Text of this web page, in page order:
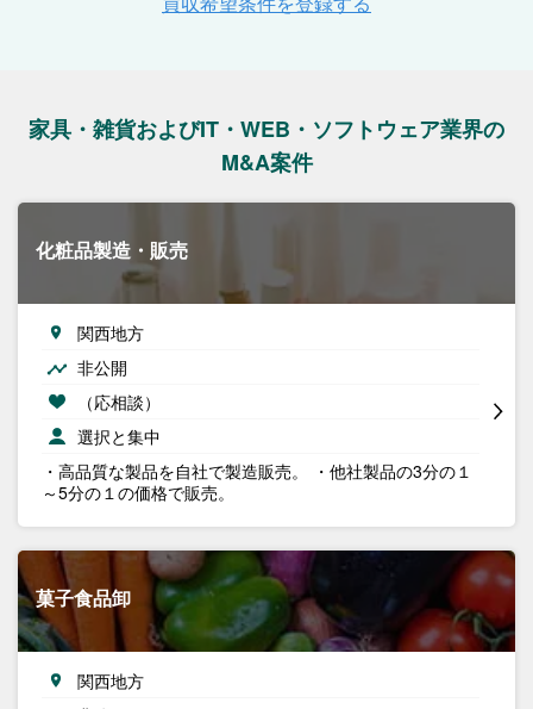
家具・雑貨およびIT・WEB・ソフトウェア業界の
M&A案件
化粧品製造・販売
関西地方
非公開
（応相談）
選択と集中
・高品質な製品を自社で製造販売。 ・他社製品の3分の１
～5分の１の価格で販売。
菓子食品卸
関西地方